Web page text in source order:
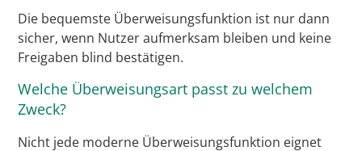
Die bequemste Überweisungsfunktion ist nur dann
sicher, wenn Nutzer aufmerksam bleiben und keine
Freigaben blind bestätigen.
Welche Überweisungsart passt zu welchem
Zweck?
Nicht jede moderne Überweisungsfunktion eignet